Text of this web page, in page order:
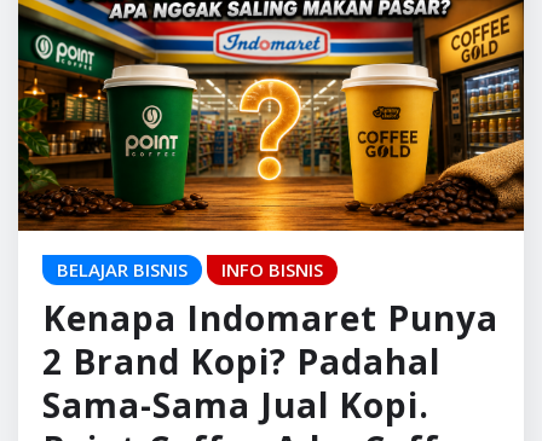
Kenapa Indomaret Punya
2 Brand Kopi? Padahal
Sama-Sama Jual Kopi.
Point Coffee Ada, Coffee
Gold Juga Ada. Apa
Nggak Saling Makan
Pasar?
Pulaugaram Media
Banyak orang menganggap semakin banyak
produk dalam satu merek, semakin kuat pula